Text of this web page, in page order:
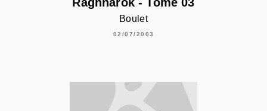
Boulet
02/07/2003